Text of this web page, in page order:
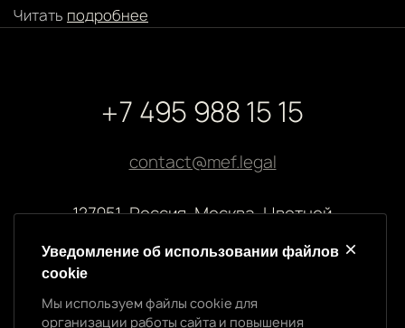
Читать подробнее
+7 495 988 15 15
contact@mef.legal
127051, Россия, Москва, Цветной
Реквизиты компании
ООО “МЭФ ЛИГАЛ”
Уведомление об использовании файлов
cookie
Мы используем файлы cookie для
организации работы сайта и повышения